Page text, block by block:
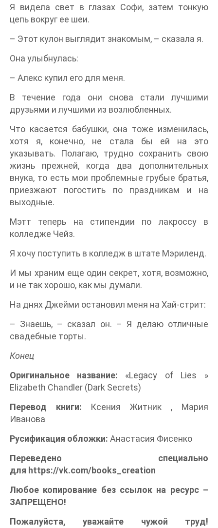
Я видела свет в глазах Софи, затем тонкую
цепь вокруг ее шеи.
– Этот кулон выглядит знакомым, – сказала я.
Она улыбнулась:
– Алекс купил его для меня.
В течение года они снова стали лучшими
друзьями и лучшими из возлюбленных.
Что касается бабушки, она тоже изменилась,
хотя я, конечно, не стала бы ей на это
указывать. Полагаю, трудно сохранить свою
жизнь прежней, когда два дополнительных
внука, то есть мои проблемные грубые братья,
приезжают погостить по праздникам и на
выходные.
Мэтт теперь на стипендии по лакроссу в
колледже Чейз.
Я хочу поступить в колледж в штате Мэриленд.
И мы храним еще один секрет, хотя, возможно,
и не так хорошо, как мы думали.
На днях Джейми остановил меня на Хай-стрит:
– Знаешь, – сказал он. – Я делаю отличные
свадебные торты.
Конец
Оригинальное
название: «Legacy of Lies »
Elizabeth Chandler (Dark Secrets)
Перевод книги: Ксения Житник , Мария
Иванова
Русификация обложки: Анастасия Фисенко
Переведено специально
для https://vk.com/books_creation
Любое копирование без ссылок на ресурс –
ЗАПРЕЩЕНО!
Пожалуйста, уважайте чужой труд!